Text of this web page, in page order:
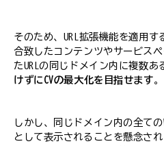
そのため、URL拡張機能を適用
合致したコンテンツやサービス
たURLの同じドメイン内に複数あ
けずにCVの最大化を目指せます。
しかし、同じドメイン内の全て
として表示されることを懸念さ